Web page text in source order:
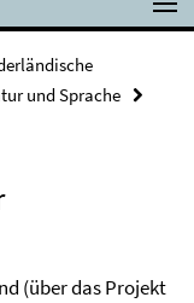
und Sprache
(über das Projekt